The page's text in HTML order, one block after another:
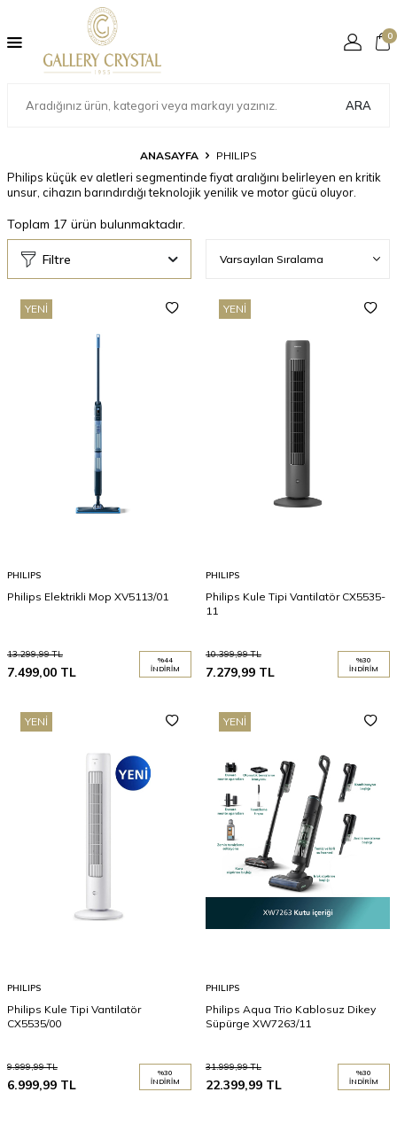
ARA
0
ANASAYFA PHILIPS
Philips küçük ev aletleri segmentinde fiyat aralığını belirleyen en kritik
unsur, cihazın barındırdığı teknolojik yenilik ve motor gücü oluyor.
Toplam 17 ürün bulunmaktadır.
Filtre
YENI
PHILIPS
Philips Elektrikli Mop XV5113/01
13.299,99TL
7.499,00 TL
%44
İNDIRIM
YENI
PHILIPS
Philips Kule Tipi Vantilatör CX5535-
11
10.399,99TL
7.279,99 TL
%30
İNDIRIM
YENI
PHILIPS
Philips Kule Tipi Vantilatör
CX5535/00
9.999,99TL
6.999,99 TL
%30
İNDIRIM
YENI
PHILIPS
Philips Aqua Trio Kablosuz Dikey
Süpürge XW7263/11
31.999,99TL
22.399,99 TL
%30
İNDIRIM